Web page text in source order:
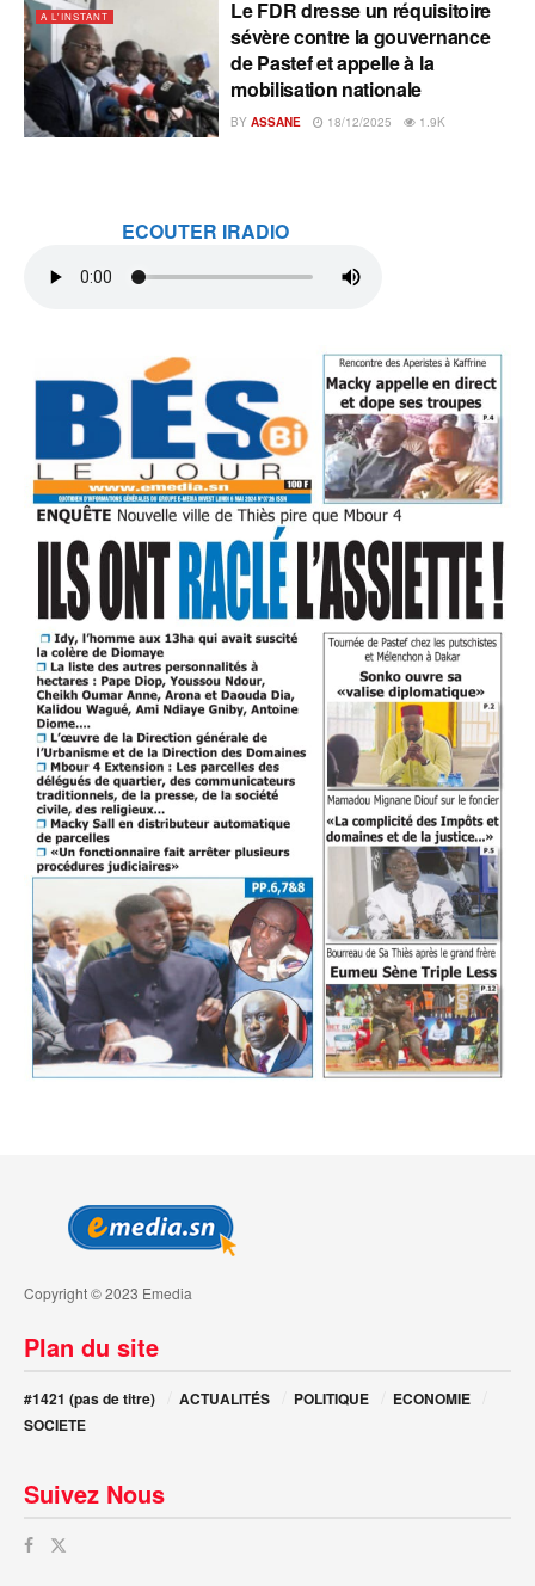
A L'INSTANT
Le FDR dresse un réquisitoire
sévère contre la gouvernance
de Pastef et appelle à la
mobilisation nationale
BY ASSANE 18/12/2025 1.9K
ECOUTER IRADIO
Copyright © 2023 Emedia
Plan du site
#1421 (pas de titre) ACTUALITÉS POLITIQUE
ECONOMIE
SOCIETE
Suivez Nous